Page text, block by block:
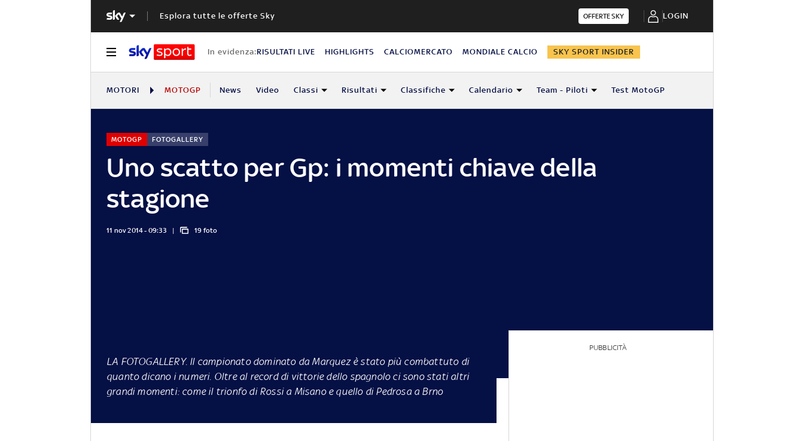
Esplora tutte le offerte Sky OFFERTE SKY LOGIN
In evidenza:RISULTATI LIVE HIGHLIGHTS CALCIOMERCATO MONDIALE CALCIO SKY SPORT INSIDER
MOTORI MOTOGP News Video Classi Risultati Classifiche Calendario Team - Piloti Test MotoGP
Uno scatto per Gp: i momenti chiave della
stagione
MOTOGP FOTOGALLERY
11 nov 2014 - 09:33 19 foto
LA FOTOGALLERY. Il campionato dominato da Marquez è stato più combattuto di
quanto dicano i numeri. Oltre al record di vittorie dello spagnolo ci sono stati altri
grandi momenti: come il trionfo di Rossi a Misano e quello di Pedrosa a Brno
PUBBLICITÀ